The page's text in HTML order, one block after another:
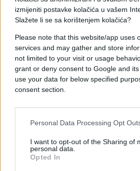
izmijeniti postavke kolačića u vašem
Slažete li se sa korištenjem kolačića?
Please note that this website/app uses
services and may gather and store
not limited to your visit or usage
grant or deny consent to Google and
use your data for below specified
consent section.
Personal Data Processing Opt
I want to opt-out of the Sharing of
personal data.
Opted In
Jedan putnik snimio je bizaran
je aerodromsko osiguranje
"Policija Malage odmah je
radilo o kršenju španjolskih
Slučaj sada rješavaju